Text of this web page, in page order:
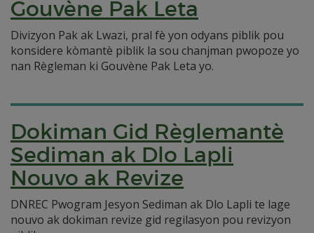
Gouvène Pak Leta
Divizyon Pak ak Lwazi, pral fè yon odyans piblik pou
konsidere kòmantè piblik la sou chanjman pwopoze yo
nan Règleman ki Gouvène Pak Leta yo.
Dokiman Gid Règlemantè
Sediman ak Dlo Lapli
Nouvo ak Revize
DNREC Pwogram Jesyon Sediman ak Dlo Lapli te lage
nouvo ak dokiman revize gid regilasyon pou revizyon